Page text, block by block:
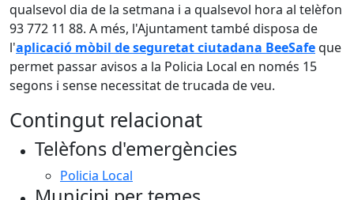
qualsevol dia de la setmana i a qualsevol hora al telèfon
93 772 11 88. A més, l'Ajuntament també disposa de
l'aplicació mòbil de seguretat ciutadana BeeSafeque
permet passar avisos a la Policia Local en només 15
segons i sense necessitat de trucada de veu.
Contingut relacionat
Telèfons d'emergències
Policia Local